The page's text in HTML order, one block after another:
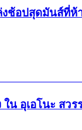
งช้อปสุดมันส์ที่
น อุเอโนะ สว